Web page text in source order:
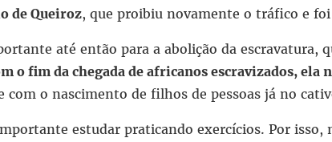
de Queiroz, que proibiu novamente o tráfico e
até então para a abolição da escravatura,
o fim da chegada de africanos escravizados, ela
com o nascimento de filhos de pessoas já no
estudar praticando exercícios. Por isso,